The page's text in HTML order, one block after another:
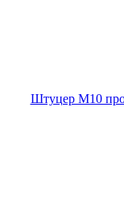
Штуцер М10